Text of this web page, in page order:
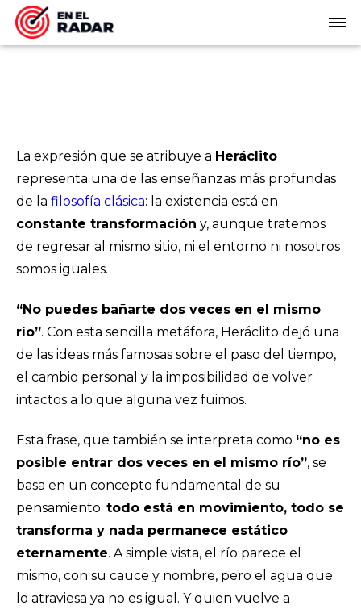
La expresión que se atribuye a Heráclito
representa una de las enseñanzas más profundas
de la filosofía clásica: la existencia está en
constante transformación y, aunque tratemos
de regresar al mismo sitio, ni el entorno ni nosotros
somos iguales.
“No puedes bañarte dos veces en el mismo
río”. Con esta sencilla metáfora, Heráclito dejó una
de las ideas más famosas sobre el paso del tiempo,
el cambio personal y la imposibilidad de volver
intactos a lo que alguna vez fuimos.
Esta frase, que también se interpreta como “no es
posible entrar dos veces en el mismo río”, se
basa en un concepto fundamental de su
pensamiento: todo está en movimiento, todo se
transforma y nada permanece estático
eternamente. A simple vista, el río parece el
mismo, con su cauce y nombre, pero el agua que
lo atraviesa ya no es igual. Y quien vuelve a